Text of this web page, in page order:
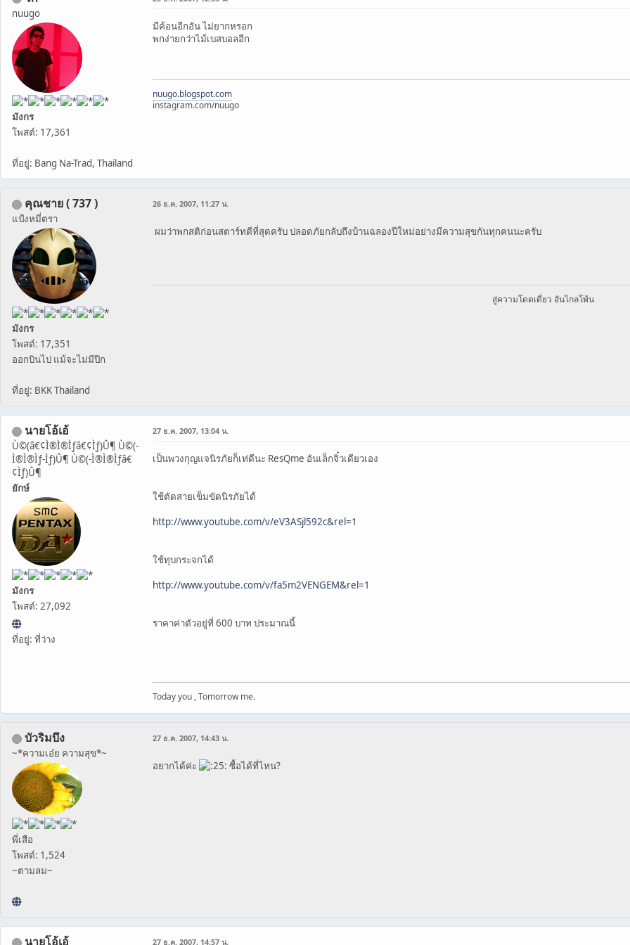
nuugo
มังกร
โพสต์: 17,361
ที่อยู่: Bang Na-Trad, Thailand
มีค้อนอีกอัน ไม่ยากหรอก
พกง่ายกว่าไม้เบสบอลอีก
nuugo.blogspot.com
instagram.com/nuugo
คุณชาย ( 737 )
แป้งหมี่ตรา
มังกร
โพสต์: 17,351
ออกบินไป แม้จะไม่มีปีก
ที่อยู่: BKK Thailand
26 ธ.ค. 2007, 11:27 น.
ผมว่าพกสติก่อนสตาร์ทดีที่สุดครับ ปลอดภัยกลับถึงบ้านฉลองปีใหม่อย่างมีความสุขกันทุกคนนะครับ
สู่ความโดดเดี่ยว อันไกลโพ้น
นายโอ้เอ้
Ù©(â€¢Ì®Ì®Ìƒâ€¢Ìƒ)Û¶ Ù©(-
Ì®Ì®Ìƒ-Ìƒ)Û¶ Ù©(-Ì®Ì®Ìƒâ€
¢Ìƒ)Û¶
ยักษ์
มังกร
โพสต์: 27,092
ที่อยู่: ที่ว่าง
27 ธ.ค. 2007, 13:04 น.
เป็นพวงกุญแจนิรภัยก็เท่ดีนะ ResQme อันเล็กจิ๋วเดียวเอง
ใช้ตัดสายเข็มขัดนิรภัยได้
http://www.youtube.com/v/eV3ASjl592c&rel=1
ใช้ทุบกระจกได้
http://www.youtube.com/v/fa5m2VENGEM&rel=1
ราคาค่าตัวอยู่ที่ 600 บาท ประมาณนี้
Today you , Tomorrow me.
บัวริมบึง
~*ความเอ๋ย ความสุข*~
พี่เสือ
โพสต์: 1,524
~ตามลม~
27 ธ.ค. 2007, 14:43 น.
อยากได้ค่ะ ซื้อได้ที่ไหน?
นายโอ้เอ้ 27 ธ.ค. 2007, 14:57 น.